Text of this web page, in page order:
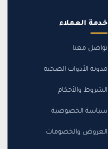
خدمة العملاء
تواصل معنا
مدونة الأدوات الصحية
الشروط والأحكام
سياسة الخصوصية
العروض والخصومات